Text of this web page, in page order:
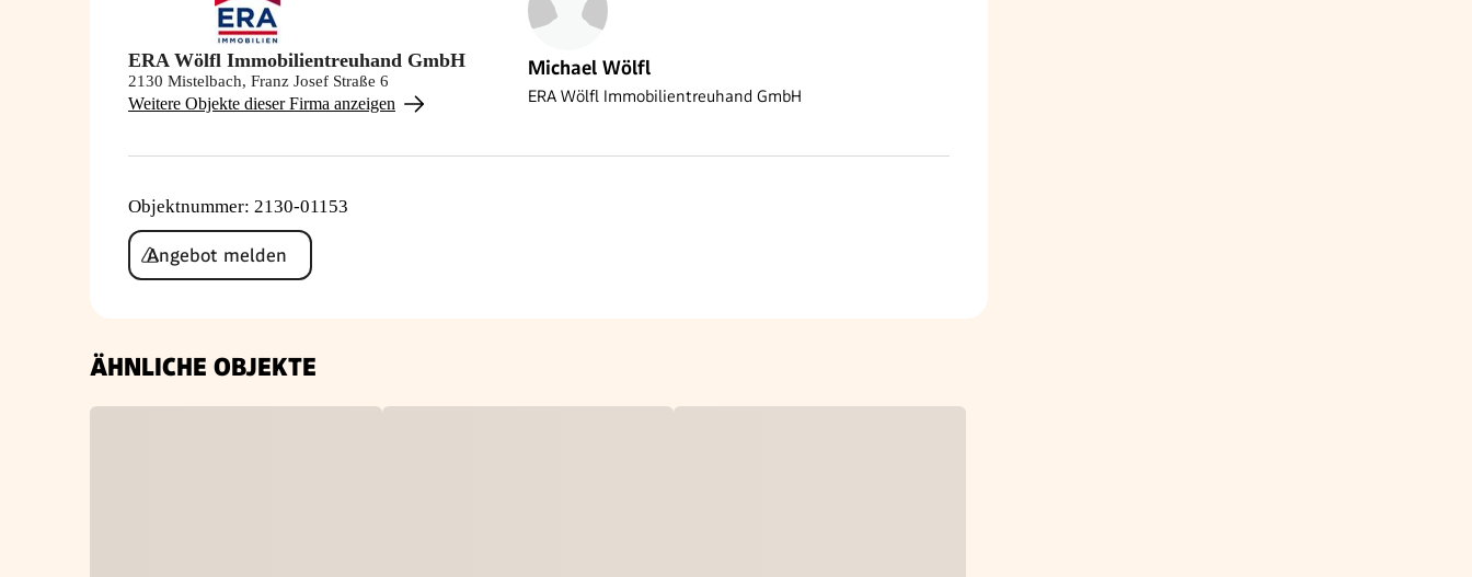
ERA Wölfl Immobilientreuhand GmbH
2130 Mistelbach, Franz Josef Straße 6
Weitere Objekte dieser Firma anzeigen
Michael Wölfl
ERA Wölfl Immobilientreuhand GmbH
Objektnummer: 2130-01153
Angebot melden
ÄHNLICHE OBJEKTE